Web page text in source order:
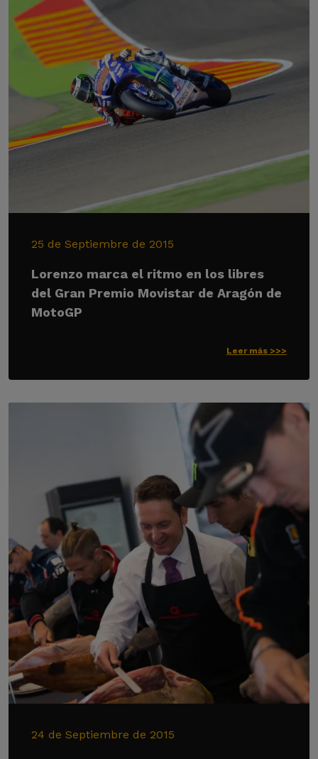
25 de Septiembre de 2015
Lorenzo marca el ritmo en los libres
del Gran Premio Movistar de Aragón de
MotoGP
Leer más >>>
24 de Septiembre de 2015